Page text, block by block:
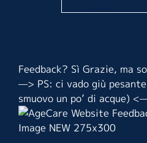
Feedback? Sì Grazie, ma
—> PS: ci vado giù
smuovo un po’ di acque)